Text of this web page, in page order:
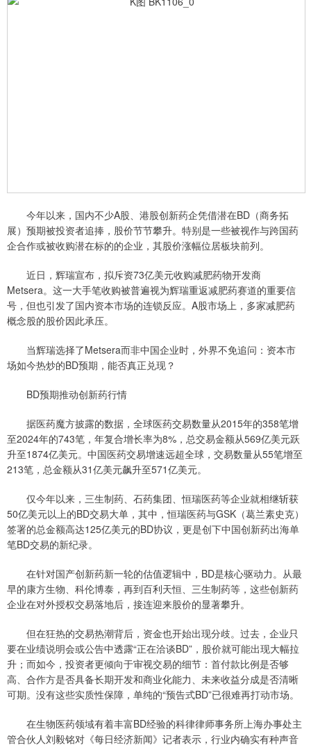
今年以来，国内不少A股、港股创新药企凭借潜在BD（商务拓
展）预期被投资者追捧，股价节节攀升。特别是一些被视作与跨国药
企合作或被收购潜在标的的企业，其股价涨幅位居板块前列。
近日，辉瑞宣布，拟斥资73亿美元收购减肥药物开发商
Metsera。这一大手笔收购被普遍视为辉瑞重返减肥药赛道的重要信
号，但也引发了国内资本市场的连锁反应。A股市场上，多家减肥药
概念股的股价因此承压。
当辉瑞选择了Metsera而非中国企业时，外界不免追问：资本市
场如今热炒的BD预期，能否真正兑现？
BD预期推动创新药行情
据医药魔方披露的数据，全球医药交易数量从2015年的358笔增
至2024年的743笔，年复合增长率为8%，总交易金额从569亿美元跃
升至1874亿美元。中国医药交易增速远超全球，交易数量从55笔增至
213笔，总金额从31亿美元飙升至571亿美元。
仅今年以来，三生制药、石药集团、恒瑞医药等企业就相继斩获
50亿美元以上的BD交易大单，其中，恒瑞医药与GSK（葛兰素史克）
签署的总金额高达125亿美元的BD协议，更是创下中国创新药出海单
笔BD交易的新纪录。
在针对国产创新药新一轮的估值逻辑中，BD是核心驱动力。从最
早的康方生物、科伦博泰，再到百利天恒、三生制药等，这些创新药
企业在对外授权交易落地后，接连迎来股价的显著攀升。
但在狂热的交易热潮背后，资金也开始出现分歧。过去，企业只
要在业绩说明会或公告中透露“正在洽谈BD”，股价就可能出现大幅拉
升；而如今，投资者更倾向于审视交易的细节：首付款比例是否够
高、合作方是否具备长期开发和商业化能力、未来收益分成是否清晰
可期。没有这些实质性保障，单纯的“预告式BD”已很难再打动市场。
在生物医药领域有着丰富BD经验的科律律师事务所上海办事处主
管合伙人刘毅铭对《每日经济新闻》记者表示，行业内确实有种声音